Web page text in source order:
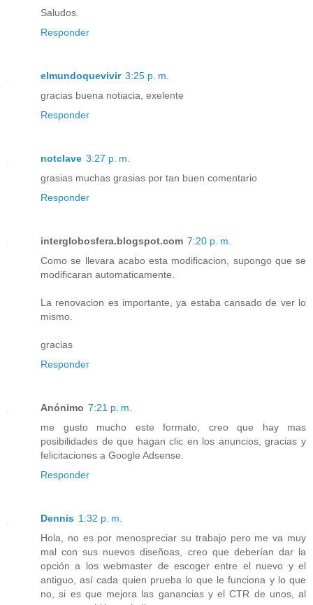
Saludos.
Responder
elmundoquevivir 3:25 p. m.
gracias buena notiacia, exelente
Responder
notclave 3:27 p. m.
grasias muchas grasias por tan buen comentario
Responder
interglobosfera.blogspot.com 7:20 p. m.
Como se llevara acabo esta modificacion, supongo que se
modificaran automaticamente.
La renovacion es importante, ya estaba cansado de ver lo
mismo.
gracias
Responder
Anónimo 7:21 p. m.
me gusto mucho este formato, creo que hay mas
posibilidades de que hagan clic en los anuncios, gracias y
felicitaciones a Google Adsense.
Responder
Dennis 1:32 p. m.
Hola, no es por menospreciar su trabajo pero me va muy
mal con sus nuevos diseñoas, creo que deberían dar la
opción a los webmaster de escoger entre el nuevo y el
antiguo, así cada quien prueba lo que le funciona y lo que
no, si es que mejora las ganancias y el CTR de unos, al